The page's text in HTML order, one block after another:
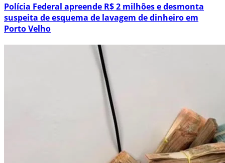
Polícia Federal apreende R$ 2 milhões e desmonta
suspeita de esquema de lavagem de dinheiro em
Porto Velho